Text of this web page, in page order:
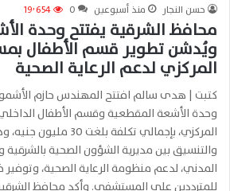
حسن النجار منذ أسبوعين 0 19٬654
محافظ الشرقية يفتتح وحدة
ويُدشن تطوير قسم الأطفال
المركزي لدعم الرعاية الصحية
كتبت | هدى سالم افتتح المهندس حازم
وحدة الأشعة المقطعية وقسم الأطفال
المركزي، بإجمالي تكلفة
والتنسيق بين مديرية الشؤون الصحية
المدني، لدعم منظومة الرعاية الصحية،
للمترددين على المستشفى. وأكد محافظ